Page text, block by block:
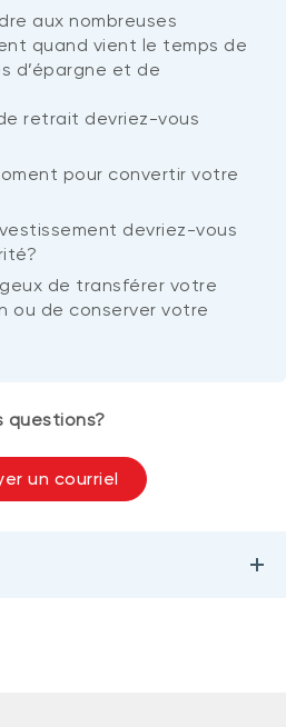
aux nombreuses
quand vient le temps de
d’épargne et de
retrait devriez-vous
pour convertir votre
devriez-vous
de transférer votre
ou de conserver votre
questions?
un courriel